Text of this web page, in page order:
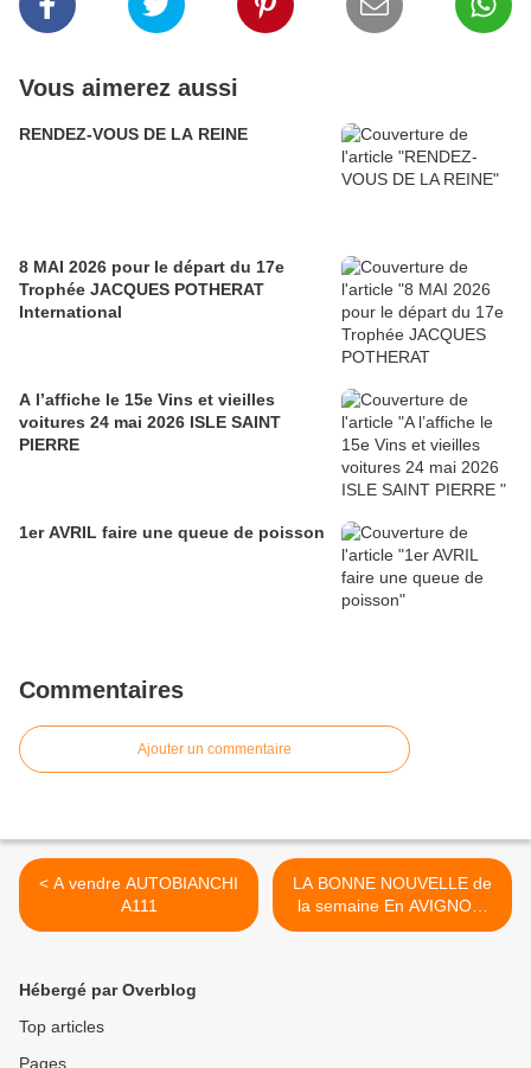
Vous aimerez aussi
RENDEZ-VOUS DE LA REINE
8 MAI 2026 pour le départ du 17e
Trophée JACQUES POTHERAT
International
A l’affiche le 15e Vins et vieilles
voitures 24 mai 2026 ISLE SAINT
PIERRE
1er AVRIL faire une queue de poisson
Commentaires
Ajouter un commentaire
< A vendre AUTOBIANCHI
A111
LA BONNE NOUVELLE de
la semaine En AVIGNON,
prochainement l’ouverture
Hébergé par Overblog
Top articles
Pages